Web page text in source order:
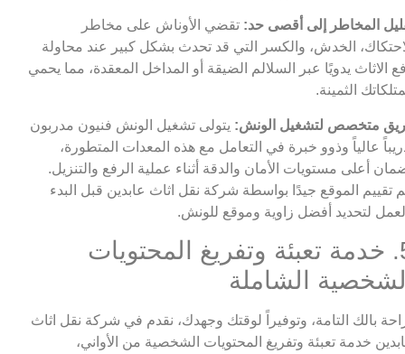
المخاطر إلى أقصى حد: تقضي الأوناش على مخاطر
الخدش، والكسر التي قد تحدث بشكل كبير عند محاولة
الاثاث يدويًا عبر السلالم الضيقة أو المداخل المعقدة، مما يحمي
الثمينة.
متخصص لتشغيل الونش: يتولى تشغيل الونش فنيون مدربون
عالياً وذوو خبرة في التعامل مع هذه المعدات المتطورة،
أعلى مستويات الأمان والدقة أثناء عملية الرفع والتنزيل.
تقييم الموقع جيدًا بواسطة شركة نقل اثاث عابدين قبل البدء
لتحديد أفضل زاوية وموقع للونش.
5. خدمة تعبئة وتفريغ المحتويات
الشاملة
بالك التامة، وتوفيراً لوقتك وجهدك، نقدم في شركة نقل اثاث
خدمة تعبئة وتفريغ المحتويات الشخصية من الأواني،